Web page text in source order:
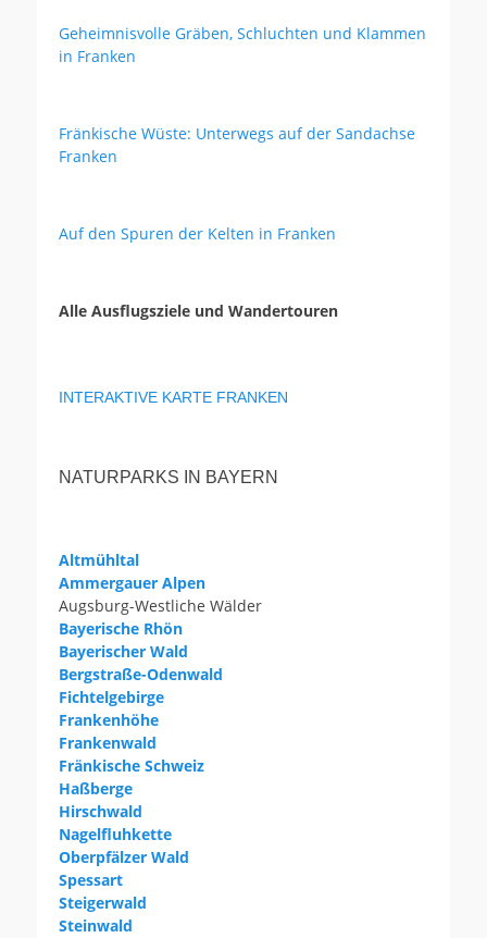
Geheimnisvolle Gräben, Schluchten und Klammen
in Franken
Fränkische Wüste: Unterwegs auf der Sandachse
Franken
Auf den Spuren der Kelten in Franken
Alle Ausflugsziele und Wandertouren
INTERAKTIVE KARTE FRANKEN
NATURPARKS IN BAYERN
Altmühltal
Ammergauer Alpen
Augsburg-Westliche Wälder
Bayerische Rhön
Bayerischer Wald
Bergstraße-Odenwald
Fichtelgebirge
Frankenhöhe
Frankenwald
Fränkische Schweiz
Haßberge
Hirschwald
Nagelfluhkette
Oberpfälzer Wald
Spessart
Steigerwald
Steinwald